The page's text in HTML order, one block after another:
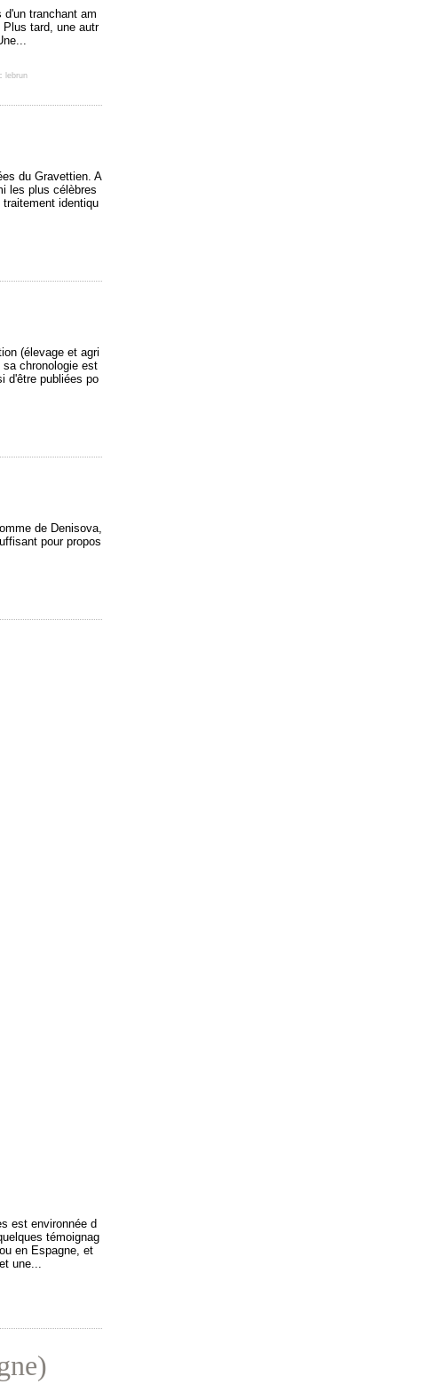
tranchant am
tard, une autr
lebrun
du Gravettien. A
les plus célèbres
identiqu
(élevage et agri
chronologie est
d'être publiées po
de Denisova,
pour propos
est environnée d
témoignag
en Espagne, et
une...